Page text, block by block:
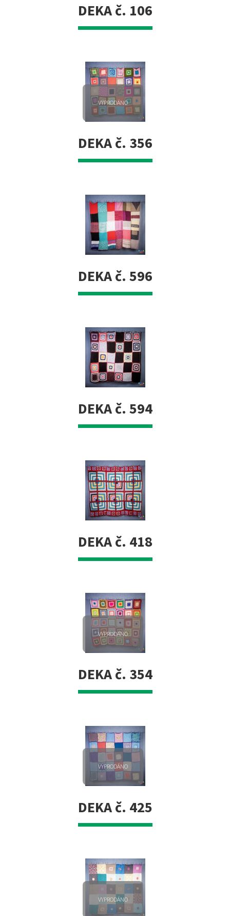
DEKA č. 106
VYPRODÁNO
DEKA č. 356
DEKA č. 596
DEKA č. 594
DEKA č. 418
VYPRODÁNO
DEKA č. 354
VYPRODÁNO
DEKA č. 425
VYPRODÁNO